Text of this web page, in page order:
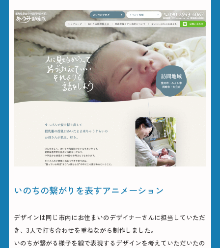
いのちの繋がりを表すアニメーション
デザインは同じ市内にお住まいのデザイナーさんに担当していただ
き、3人で打ち合わせを重ねながら制作しました。
いのちが繋がる様子を線で表現するデザインを考えていただいたの